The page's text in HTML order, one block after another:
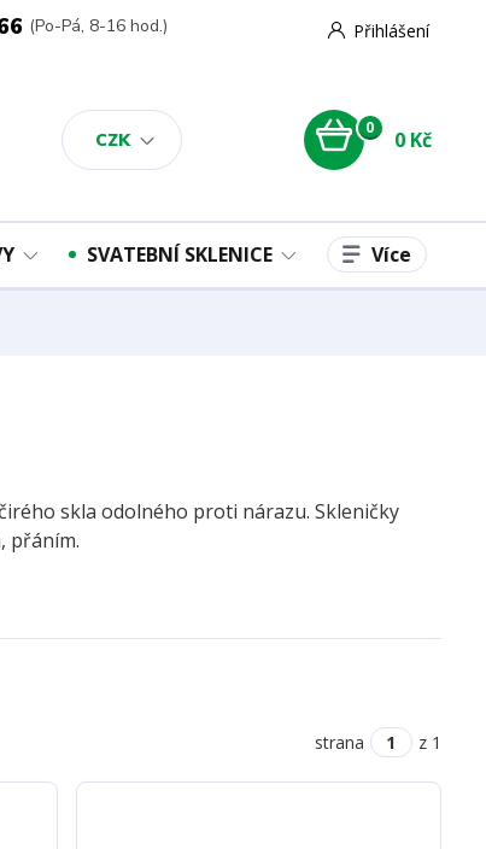
CZK
Přihlášení
(Po-Pá, 8-16 hod.)
0 0 Kč
SVATEBNÍ SKLENICE Více
skla odolného proti nárazu. Skleničky
přáním.
strana z 1